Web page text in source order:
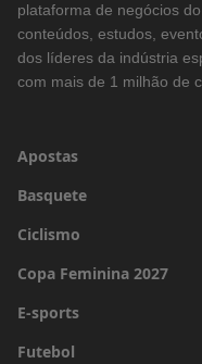
plataforma de negócios
conteúdos, estudos,
dos líderes da indústria
com mais de 1 milhão de
Apostas
Basquete
Ciclismo
Copa Feminina 2027
E-sports
Futebol